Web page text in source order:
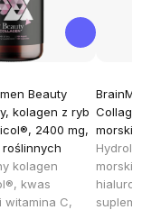
Beauty
kolagen z ryb
2400 mg,
roślinnych
kolagen
kwas
witamina C,
BrainMax
Collagen,
morskich
morski
suplement